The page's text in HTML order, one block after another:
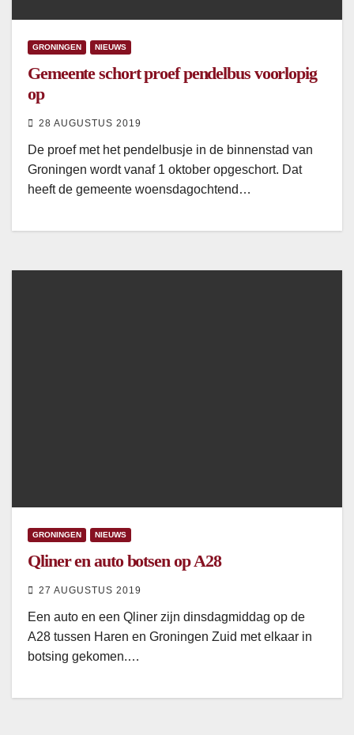
GRONINGEN NIEUWS
Gemeente schort proef pendelbus voorlopig
op
28 AUGUSTUS 2019
De proef met het pendelbusje in de binnenstad van
Groningen wordt vanaf 1 oktober opgeschort. Dat
heeft de gemeente woensdagochtend…
GRONINGEN NIEUWS
Qliner en auto botsen op A28
27 AUGUSTUS 2019
Een auto en een Qliner zijn dinsdagmiddag op de
A28 tussen Haren en Groningen Zuid met elkaar in
botsing gekomen.…